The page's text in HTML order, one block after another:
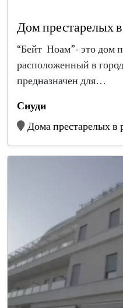
Дом престарелых
“Бейт Ноам”- это дом
расположенный в
предназначен для…
Сиуди
Дома престарелых